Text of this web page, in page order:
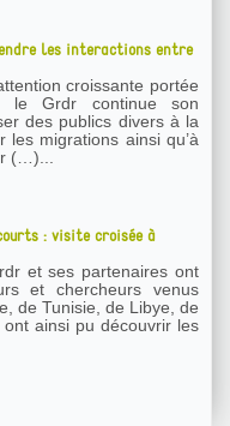
les interactions entre
croissante portée
le Grdr continue son
des publics divers à la
migrations ainsi qu’à
(…)...
: visite croisée à
et ses partenaires ont
et chercheurs venus
de Tunisie, de Libye, de
ont ainsi pu découvrir les